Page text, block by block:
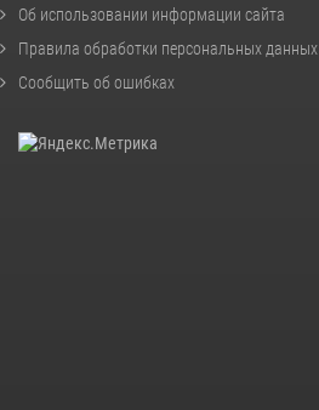
Об использовании информации сайта
Правила обработки персональных данных
Сообщить об ошибках